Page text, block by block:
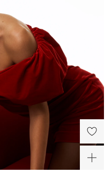
фианитами на фалангу
6 400 ₽
Серебряные серьги-
клаймберы